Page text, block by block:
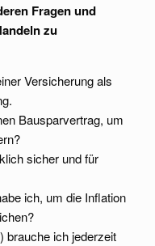
Fragen und
zu
Versicherung als
Bausparvertrag, um
sicher und für
ich, um die Inflation
brauche ich jederzeit